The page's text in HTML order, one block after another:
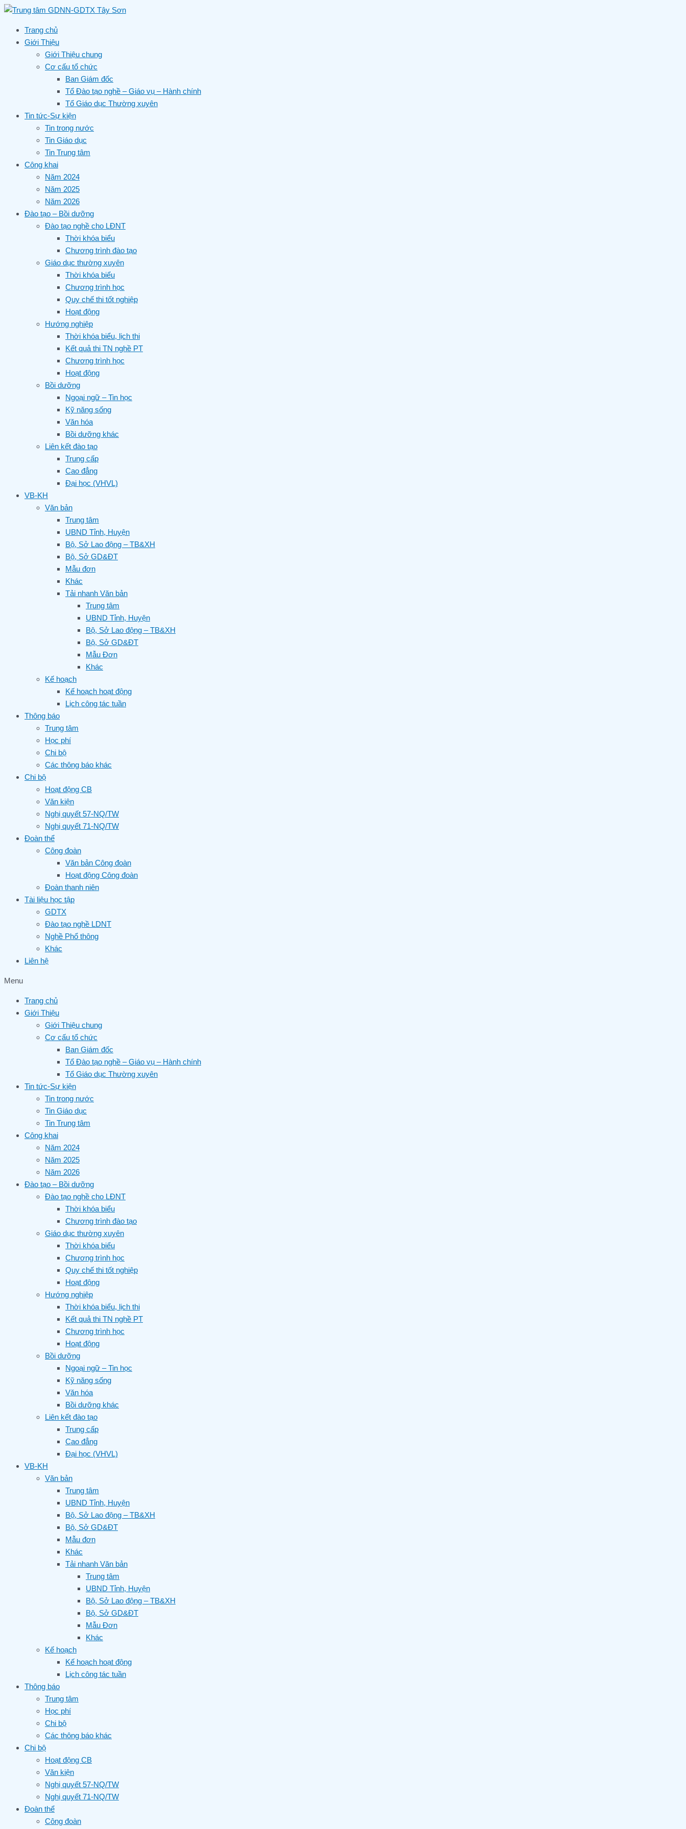
Skip
contentTrang chủ
Giới Thiệu
Giới Thiệu chung
Cơ cấu tổ chức
Ban Giám đốc
Tổ Đào tạo nghề – Giáo vụ – Hành chính
Tổ Giáo dục Thường xuyên
Tin tức-Sự kiện
Tin trong nước
Tin Giáo dục
Tin Trung tâm
Công khai
Năm 2024
Năm 2025
Năm 2026
Đào tạo – Bồi dưỡng
Đào tạo nghề cho LĐNT
Thời khóa biểu
Chương trình đào tạo
Giáo dục thường xuyên
Thời khóa biểu
Chương trình học
Quy chế thi tốt nghiệp
Hoạt động
Hướng nghiệp
Thời khóa biểu, lịch thi
Kết quả thi TN nghề PT
Chương trình học
Hoạt động
Bồi dưỡng
Ngoại ngữ – Tin học
Kỹ năng sống
Văn hóa
Bồi dưỡng khác
Liên kết đào tạo
Trung cấp
Cao đẳng
Đại học (VHVL)
VB-KH
Văn bản
Trung tâm
UBND Tỉnh, Huyện
Bộ, Sở Lao động – TB&XH
Bộ, Sở GD&ĐT
Mẫu đơn
Khác
Tải nhanh Văn bản
Trung tâm
UBND Tỉnh, Huyện
Bộ, Sở Lao động – TB&XH
Bộ, Sở GD&ĐT
Mẫu Đơn
Khác
Kế hoạch
Kế hoạch hoạt động
Lịch công tác tuần
Thông báo
Trung tâm
Học phí
Chi bộ
Các thông báo khác
Chi bộ
Hoạt động CB
Văn kiện
Nghị quyết 57-NQ/TW
Nghị quyết 71-NQ/TW
Đoàn thể
Công đoàn
Văn bản Công đoàn
Hoạt động Công đoàn
Đoàn thanh niên
Tài liệu học tập
GDTX
Đào tạo nghề LDNT
Nghề Phổ thông
Khác
Liên hệ
Menu
Trang chủ
Giới Thiệu
Giới Thiệu chung
Cơ cấu tổ chức
Ban Giám đốc
Tổ Đào tạo nghề – Giáo vụ – Hành chính
Tổ Giáo dục Thường xuyên
Tin tức-Sự kiện
Tin trong nước
Tin Giáo dục
Tin Trung tâm
Công khai
Năm 2024
Năm 2025
Năm 2026
Đào tạo – Bồi dưỡng
Đào tạo nghề cho LĐNT
Thời khóa biểu
Chương trình đào tạo
Giáo dục thường xuyên
Thời khóa biểu
Chương trình học
Quy chế thi tốt nghiệp
Hoạt động
Hướng nghiệp
Thời khóa biểu, lịch thi
Kết quả thi TN nghề PT
Chương trình học
Hoạt động
Bồi dưỡng
Ngoại ngữ – Tin học
Kỹ năng sống
Văn hóa
Bồi dưỡng khác
Liên kết đào tạo
Trung cấp
Cao đẳng
Đại học (VHVL)
VB-KH
Văn bản
Trung tâm
UBND Tỉnh, Huyện
Bộ, Sở Lao động – TB&XH
Bộ, Sở GD&ĐT
Mẫu đơn
Khác
Tải nhanh Văn bản
Trung tâm
UBND Tỉnh, Huyện
Bộ, Sở Lao động – TB&XH
Bộ, Sở GD&ĐT
Mẫu Đơn
Khác
Kế hoạch
Kế hoạch hoạt động
Lịch công tác tuần
Thông báo
Trung tâm
Học phí
Chi bộ
Các thông báo khác
Chi bộ
Hoạt động CB
Văn kiện
Nghị quyết 57-NQ/TW
Nghị quyết 71-NQ/TW
Đoàn thể
Công đoàn